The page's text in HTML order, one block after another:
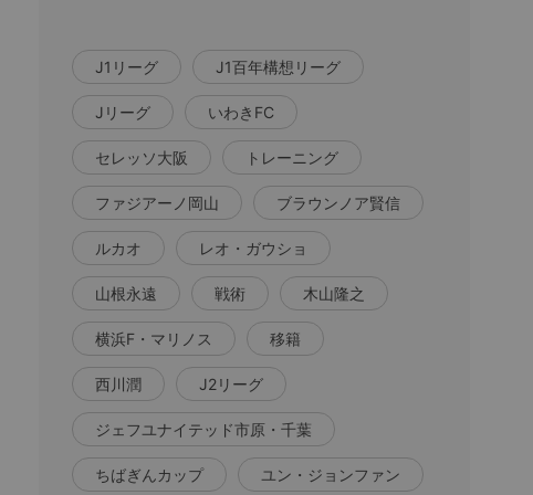
J1リーグ J1百年構想リーグ
Jリーグ いわきFC
セレッソ大阪 トレーニング
ファジアーノ岡山 ブラウンノア賢信
ルカオ レオ・ガウショ
山根永遠 戦術 木山隆之
横浜F・マリノス 移籍
西川潤 J2リーグ
ジェフユナイテッド市原・千葉
ちばぎんカップ ユン・ジョンファン